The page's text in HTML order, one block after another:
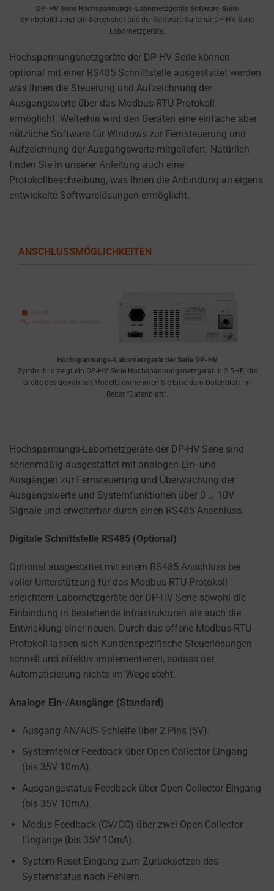
DP-HV Serie Hochspannungs-Labornetzgeräte Software-Suite
Symbolbild zeigt ein Screenshot aus der Software-Suite für DP-HV Serie
Labornetzgeräte.
Hochspannungsnetzgeräte der DP-HV Serie können
optional mit einer RS485 Schnittstelle ausgestattet werden
was Ihnen die Steuerung und Aufzeichnung der
Ausgangswerte über das Modbus-RTU Protokoll
ermöglicht. Weiterhin wird den Geräten eine einfache aber
nützliche Software für Windows zur Fernsteuerung und
Aufzeichnung der Ausgangswerte mitgeliefert. Natürlich
finden Sie in unserer Anleitung auch eine
Protokollbeschreibung, was Ihnen die Anbindung an eigens
entwickelte Softwarelösungen ermöglicht.
ANSCHLUSSMÖGLICHKEITEN
Hochspannungs-Labornetzgerät der Serie DP-HV
Symbolbild zeigt ein DP-HV Serie Hochspannungsnetzgerät in 2.5HE, die
Größe des gewählten Modells entnehmen Sie bitte dem Datenblatt im
Reiter “Datenblatt”.
Hochspannungs-Labornetzgeräte der DP-HV Serie sind
serienmäßig ausgestattet mit analogen Ein- und
Ausgängen zur Fernsteuerung und Überwachung der
Ausgangswerte und Systemfunktionen über 0 … 10V
Signale und erweiterbar durch einen RS485 Anschluss.
Digitale Schnittstelle RS485 (Optional)
Optional ausgestattet mit einem RS485 Anschluss bei
voller Unterstützung für das Modbus-RTU Protokoll
erleichtern Labornetzgeräte der DP-HV Serie sowohl die
Einbindung in bestehende Infrastrukturen als auch die
Entwicklung einer neuen. Durch das offene Modbus-RTU
Protokoll lassen sich Kundenspezifische Steuerlösungen
schnell und effektiv implementieren, sodass der
Automatisierung nichts im Wege steht.
Analoge Ein-/Ausgänge (Standard)
Ausgang AN/AUS Schleife über 2 Pins (5V).
Systemfehler-Feedback über Open Collector Eingang
(bis 35V 10mA).
Ausgangsstatus-Feedback über Open Collector Eingang
(bis 35V 10mA).
Modus-Feedback (CV/CC) über zwei Open Collector
Eingänge (bis 35V 10mA).
System-Reset Eingang zum Zurücksetzen des
Systemstatus nach Fehlern.
which
you
delete
cookies
whenever
you
choose.
For
cookies
data,
the
website’s
privacy
policy.
This
outlines
types
cookies
used,
data
collected,
and
how
information
stored
shared.
explains
how
can
manage